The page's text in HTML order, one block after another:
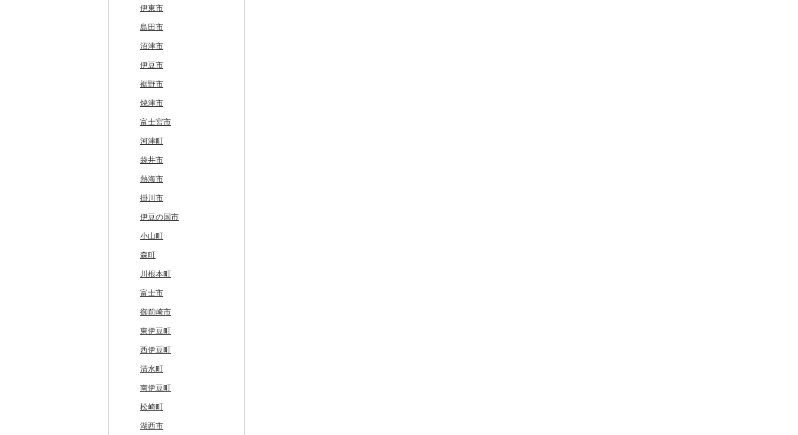
南富良野町
上富良野町
和寒町
紋別市
乙部町
根室市
三笠市
東川町
厚真町
奥尻町
網走市
浦河町
広尾町
中札内村
滝川市
比布町
鶴居村
釧路市
苫前町
当別町
占冠村
上士幌町
平取町
新郷村
横浜町
野辺地町
佐井村
六戸町
五所川原市
平川市
蓬田村
中泊町
外ヶ浜町
つがる市
弘前市
鰺ヶ沢町
むつ市
田舎館村
青森県（県庁）
三沢市
西目屋村
田野畑村
盛岡市
遠野市
奥州市
雫石町
岩手県（県庁）
一関市
久慈市
西和賀町
北上市
平泉町
洋野町
大船渡市
山田町
大槌町
岩沼市
七ヶ宿町
大崎市
塩竈市
石巻市
多賀城市
宮城県（県庁）
亘理町
蔵王町
女川町
気仙沼市
美里町
松島町
大和町
大郷町
南三陸町
仙台市
大河原町
角田市
涌谷町
東松島市
羽後町
秋田県（県庁）
秋田市
男鹿市
美郷町
東成瀬村
五城目町
北秋田市
八峰町
鹿角市
大仙市
八郎潟町
川西町
鶴岡市
山形県（県庁）
金山町
東根市
飯豊町
鮭川村
大蔵村
山辺町
戸沢村
舟形町
最上町
真室川町
寒河江市
西川町
高畠町
山形市
三川町
大江町
米沢市
猪苗代町
川俣町
郡山市
西会津町
玉川村
いわき市
南会津町
田村市
磐梯町
三春町
本宮市
柳津町
鮫川村
福島市
新地町
葛尾村
三島町
桑折町
矢吹町
国見町
檜枝岐村
喜多方市
南相馬市
常総市
東海村
美浦村
大洗町
河内町
ひたちなか市
龍ケ崎市
守谷市
常陸大宮市
笠間市
行方市
結城市
城里町
水戸市
鉾田市
桜川市
石岡市
茨城県（県庁）
坂東市
小美玉市
日立市
大子町
鹿嶋市
茂木町
那須烏山市
矢板市
さくら市
足利市
那須町
鹿沼市
下野市
益子町
芳賀町
野木町
みどり市
千代田町
みなかみ町
片品村
富岡市
館林市
伊勢崎市
東吾妻町
前橋市
藤岡市
邑楽町
板倉町
嬬恋村
草津町
高崎市
群馬県（県庁）
大泉町
長野原町
中之条町
小鹿野町
坂戸市
鳩山町
埼玉県（県庁）
神川町
東秩父村
横瀬町
三芳町
幸手市
日高市
蓮田市
川越市
宮代町
吉見町
東松山市
入間市
志木市
北本市
桶川市
加須市
三郷市
八潮市
越生町
習志野市
銚子市
君津市
旭市
南房総市
八街市
東金市
九十九里町
いすみ市
東庄町
館山市
大網白里市
一宮町
佐倉市
木更津市
茂原市
野田市
山武市
鴨川市
印西市
神崎町
船橋市
千葉市
大島町
府中市
国分寺市
東村山市
中央区
あきる野市
中野区
荒川区
北区
多摩市
稲城市
世田谷区
日の出町
板橋区
渋谷区
千代田区
新宿区
江東区
青梅市
国立市
品川区
福生市
小平市
藤沢市
神奈川県（県庁）
鎌倉市
大和市
伊勢原市
小田原市
湯河原町
秦野市
綾瀬市
横須賀市
三浦市
大磯町
箱根町
横浜市
茅ヶ崎市
川崎市
厚木市
海老名市
相模原市
座間市
二宮町
三条市
見附市
糸魚川市
胎内市
上越市
阿賀野市
津南町
新潟県（県庁）
柏崎市
村上市
妙高市
聖籠町
刈羽村
湯沢町
新潟市
南砺市
金沢市
内灘町
かほく市
小松市
志賀町
加賀市
福井市
大野市
敦賀市
おおい町
永平寺町
山梨県（県庁）
道志村
忍野村
笛吹市
中央市
北杜市
鳴沢村
西桂町
身延町
早川町
南部町
昭和町
甲府市
甲州市
丹波山村
朝日村
長野市
根羽村
池田町
須坂市
川上村
信濃町
南牧村
伊那市
立科町
東御市
中野市
豊丘村
売木村
小諸市
木曽町
箕輪町
駒ヶ根市
王滝村
千曲市
辰野町
茅野市
喬木村
山県市
羽島市
本巣市
川辺町
大垣市
輪之内町
神戸町
瑞浪市
中津川市
高山市
郡上市
白川村
御嵩町
海津市
関ケ原町
七宗町
笠松町
東白川村
土岐市
岐阜県（県庁）
下呂市
多治見市
垂井町
伊東市
島田市
沼津市
伊豆市
裾野市
焼津市
富士宮市
河津町
袋井市
熱海市
掛川市
伊豆の国市
小山町
森町
川根本町
富士市
御前崎市
東伊豆町
西伊豆町
清水町
南伊豆町
松崎町
湖西市